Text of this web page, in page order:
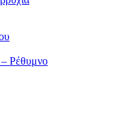
– Ρέθυμνο